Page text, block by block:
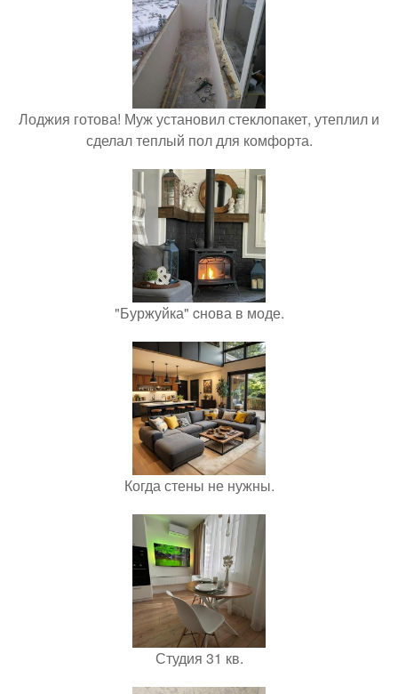
Лоджия готова! Муж установил стеклопакет, утеплил и
сделал теплый пол для комфорта.
"Буржуйка" cнова в моде.
Когда стены не нужны.
Студия 31 кв.